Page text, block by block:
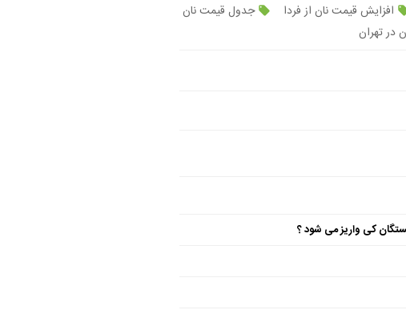
افزایش قیمت نان از فردا
جدول قیمت نان
در تهران